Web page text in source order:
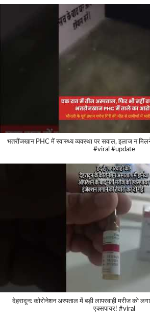
भतरौंजखान PHC में स्वास्थ्य व्यवस्था पर सवाल, इलाज न
#viral #update
देहरादून: कोरोनेशन अस्पताल में बड़ी लापरवाही मरीज को
एक्सपायर! #viral